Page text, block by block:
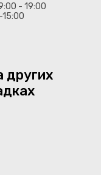
- 19:00
других